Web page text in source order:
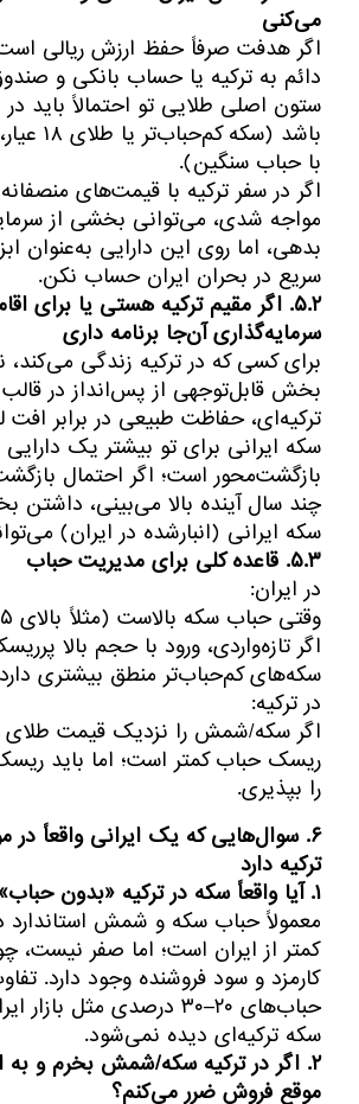
می‌کنی
اگر هدفت صرفاً حفظ ارزش ریالی
دائم به ترکیه یا حساب بانکی و
ستون اصلی طلایی تو احتمالاً باید در
باشد (سکه
با حباب سنگین).
اگر در سفر ترکیه با قیمت‌های
مواجه شدی، می‌توانی بخشی از
بدهی، اما روی این دارایی به‌عنوان
سریع در بحران ایران حساب نکن.
۵.۲. اگر مقیم ترکیه هستی یا برای
سرمایه‌گذاری آن‌جا برنامه داری
برای کسی که در ترکیه زندگی می‌کند،
بخش قابل‌توجهی از پس‌انداز در
ترکیه‌ای، حفاظت طبیعی در برابر افت
سکه ایرانی برای تو بیشتر یک
بازگشت‌محور است؛ اگر احتمال
چند سال آینده بالا می‌بینی، داشتن
سکه ایرانی (انبارشده در ایران)
۵.۳. قاعده کلی برای مدیریت حباب
در ایران:
اگر تازه‌واردی، ورود با حجم بالا
سکه‌های کم‌حباب‌تر منطق بیشتری
در ترکیه:
اگر سکه/شمش را نزدیک قیمت
ریسک حباب کمتر است؛ اما باید
را بپذیری.
۶. سوال‌هایی که یک ایرانی واقعاً در
ترکیه دارد
۱. آیا واقعاً سکه در ترکیه «بدون حباب» است؟
معمولاً حباب سکه و شمش استاندارد
کمتر از ایران است؛ اما صفر نیست،
کارمزد و سود فروشنده وجود دارد.
حباب‌های ۲۰–۳۰ درصدی مثل
سکه ترکیه‌ای دیده نمی‌شود.
۲. اگر در ترکیه سکه/شمش بخرم و به
موقع فروش ضرر می‌کنم؟